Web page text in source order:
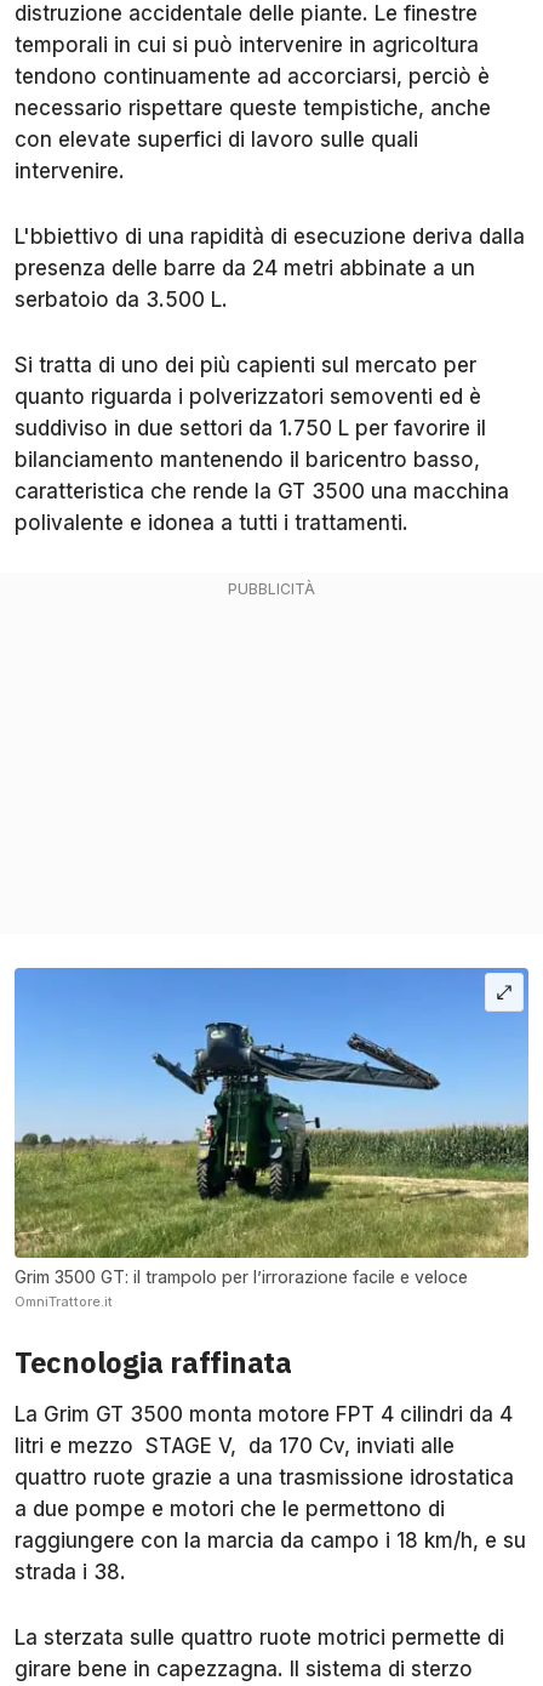
distruzione accidentale delle piante. Le finestre
temporali in cui si può intervenire in agricoltura
tendono continuamente ad accorciarsi, perciò è
necessario rispettare queste tempistiche, anche
con elevate superfici di lavoro sulle quali
intervenire.
L'bbiettivo di una rapidità di esecuzione deriva dalla
presenza delle barre da 24 metri abbinate a un
serbatoio da 3.500 L.
Si tratta di uno dei più capienti sul mercato per
quanto riguarda i polverizzatori semoventi ed è
suddiviso in due settori da 1.750 L per favorire il
bilanciamento mantenendo il baricentro basso,
caratteristica che rende la GT 3500 una macchina
polivalente e idonea a tutti i trattamenti.
Grim 3500 GT: il trampolo per l’irrorazione facile e veloce
OmniTrattore.it
Tecnologia raffinata
La Grim GT 3500 monta motore FPT 4 cilindri da 4
litri e mezzo STAGE V, da 170 Cv, inviati alle
quattro ruote grazie a una trasmissione idrostatica
a due pompe e motori che le permettono di
raggiungere con la marcia da campo i 18 km/h, e su
strada i 38.
La sterzata sulle quattro ruote motrici permette di
girare bene in capezzagna. Il sistema di sterzo